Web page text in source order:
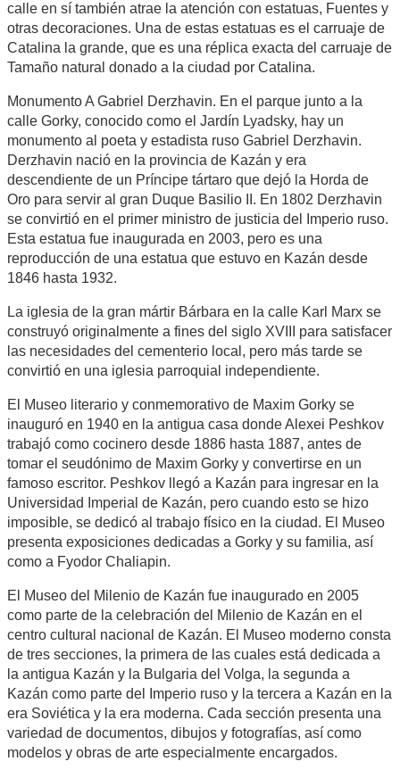
calle en sí también atrae la atención con estatuas, Fuentes y
otras decoraciones. Una de estas estatuas es el carruaje de
Catalina la grande, que es una réplica exacta del carruaje de
Tamaño natural donado a la ciudad por Catalina.
Monumento A Gabriel Derzhavin. En el parque junto a la
calle Gorky, conocido como el Jardín Lyadsky, hay un
monumento al poeta y estadista ruso Gabriel Derzhavin.
Derzhavin nació en la provincia de Kazán y era
descendiente de un Príncipe tártaro que dejó la Horda de
Oro para servir al gran Duque Basilio II. En 1802 Derzhavin
se convirtió en el primer ministro de justicia del Imperio ruso.
Esta estatua fue inaugurada en 2003, pero es una
reproducción de una estatua que estuvo en Kazán desde
1846 hasta 1932.
La iglesia de la gran mártir Bárbara en la calle Karl Marx se
construyó originalmente a fines del siglo XVIII para satisfacer
las necesidades del cementerio local, pero más tarde se
convirtió en una iglesia parroquial independiente.
El Museo literario y conmemorativo de Maxim Gorky se
inauguró en 1940 en la antigua casa donde Alexei Peshkov
trabajó como cocinero desde 1886 hasta 1887, antes de
tomar el seudónimo de Maxim Gorky y convertirse en un
famoso escritor. Peshkov llegó a Kazán para ingresar en la
Universidad Imperial de Kazán, pero cuando esto se hizo
imposible, se dedicó al trabajo físico en la ciudad. El Museo
presenta exposiciones dedicadas a Gorky y su familia, así
como a Fyodor Chaliapin.
El Museo del Milenio de Kazán fue inaugurado en 2005
como parte de la celebración del Milenio de Kazán en el
centro cultural nacional de Kazán. El Museo moderno consta
de tres secciones, la primera de las cuales está dedicada a
la antigua Kazán y la Bulgaria del Volga, la segunda a
Kazán como parte del Imperio ruso y la tercera a Kazán en la
era Soviética y la era moderna. Cada sección presenta una
variedad de documentos, dibujos y fotografías, así como
modelos y obras de arte especialmente encargados.